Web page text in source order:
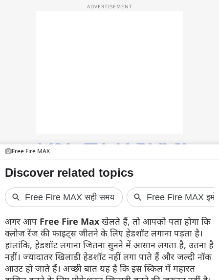
Free Fire MAX
अगर आप Free Fire Max खेलते हैं, तो आपको पता होगा कि
क्लोज रेंज की फाइट्स जीतने के लिए हेडशॉट लगाना पड़ता है।
हालांकि, हेडशॉट लगाना जितना सुनने में आसान लगता है, उतना है
नहीं। ज्यादातर खिलाड़ी हेडशॉट नहीं लगा पाते हैं और जल्दी नॉक
आउट हो जाते हैं। अच्छी बात यह है कि इस स्किल में महारत